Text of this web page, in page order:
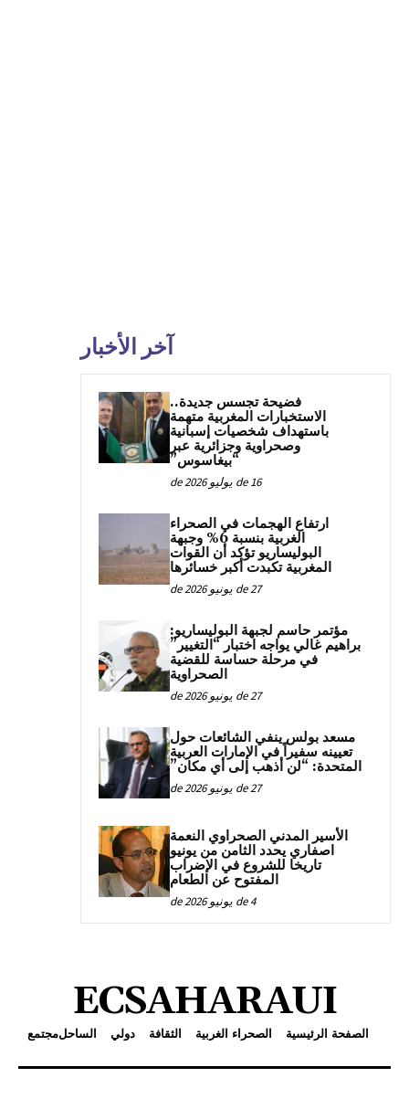
آخر الأخبار
فضيحة تجسس جديدة..
الاستخبارات المغربية متهمة
باستهداف شخصيات إسبانية
وصحراوية وجزائرية عبر
“بيغاسوس”
16 de يوليو de 2026
ارتفاع الهجمات في الصحراء
الغربية بنسبة 6% وجبهة
البوليساريو تؤكد أن القوات
المغربية تكبدت أكبر خسائرها
27 de يونيو de 2026
مؤتمر حاسم لجبهة البوليساريو:
براهيم غالي يواجه اختبار “التغيير”
في مرحلة حساسة للقضية
الصحراوية
27 de يونيو de 2026
مسعد بولس ينفي الشائعات حول
تعيينه سفيراً في الإمارات العربية
المتحدة: “لن أذهب إلى أي مكان”
27 de يونيو de 2026
الأسير المدني الصحراوي النعمة
اصفاري يحدد الثامن من يونيو
تاريخا للشروع في الإضراب
المفتوح عن الطعام
4 de يونيو de 2026
ECSAHARAUI
الصفحة الرئيسية الصحراء الغربية الثقافة دولي الساحلمجتمع